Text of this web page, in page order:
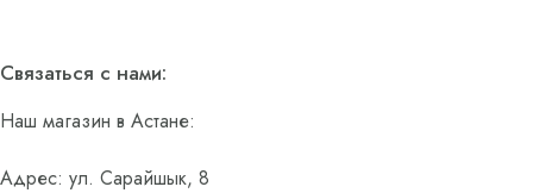
Связаться с нами:
Наш магазин в Астане:
Адрес: ул. Сарайшык, 8